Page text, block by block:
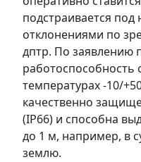
подстраивается под
отклонениями по
дптр. По заявлению
работоспособность
температурах -10/
качественно
(IP66) и способна
до 1 м, например, в
землю.